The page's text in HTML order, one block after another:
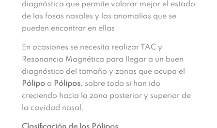
diagnóstica que permite valorar mejor el estado
de las fosas nasales y las anomalías que se
pueden encontrar en ellas.
En ocasiones se necesita realizar TAC y
Resonancia Magnética para llegar a un buen
diagnóstico del tamaño y zonas que ocupa el
Pólipoo Pólipos, sobre todo si han ido
creciendo hacia la zona posterior y superior de
la cavidad nasal.